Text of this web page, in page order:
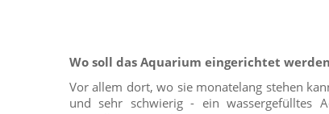
Wo soll das Aquarium eingerichtet
Vor allem dort, wo sie monatelang stehen
und sehr schwierig - ein wassergefülltes